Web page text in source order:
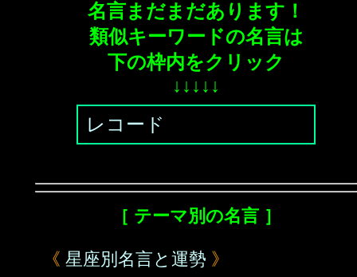
名言まだまだあります！
類似キーワードの名言は
下の枠内をクリック
↓↓↓↓↓
レコード
［ テーマ別の名言 ］
《 星座別名言と運勢 》